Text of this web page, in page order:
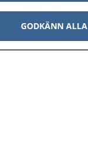
GODKÄNN ALLA